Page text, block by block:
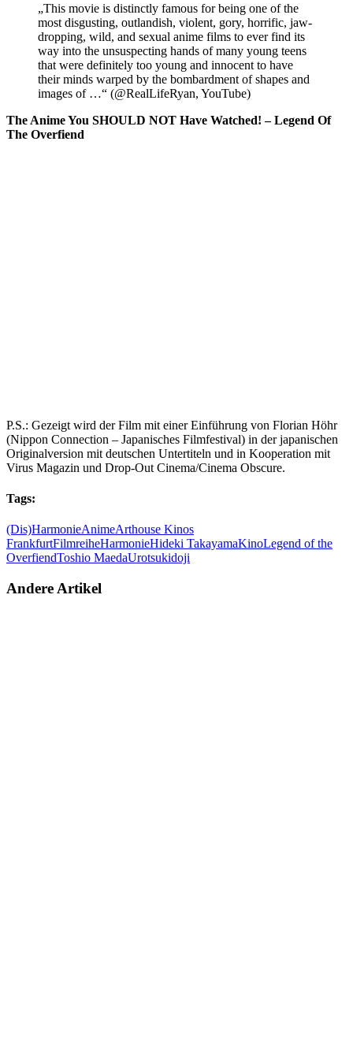
„This movie is distinctly famous for being one of the
most disgusting, outlandish, violent, gory, horrific, jaw-
dropping, wild, and sexual anime films to ever find its
way into the unsuspecting hands of many young teens
that were definitely too young and innocent to have
their minds warped by the bombardment of shapes and
images of …“ (@RealLifeRyan, YouTube)
The Anime You SHOULD NOT Have Watched! – Legend Of
The Overfiend
P.S.: Gezeigt wird der Film mit einer Einführung von Florian Höhr
(Nippon Connection – Japanisches Filmfestival) in der japanischen
Originalversion mit deutschen Untertiteln und in Kooperation mit
Virus Magazin und Drop-Out Cinema/Cinema Obscure.
Tags:
(Dis)HarmonieAnimeArthouse Kinos
FrankfurtFilmreiheHarmonieHideki TakayamaKinoLegend of the
OverfiendToshio MaedaUrotsukidoji
Andere Artikel